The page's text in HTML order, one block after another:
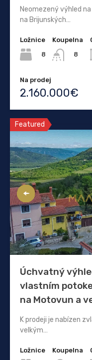
Neomezený výhled
na Brijunských…
Ložnice
8
Koupelna
8
Na prodej
2.160.000€
Featured
Úchvatný
vlastním
na Motovun a
K prodeji je nabízen
velkým…
Ložnice
Koupelna